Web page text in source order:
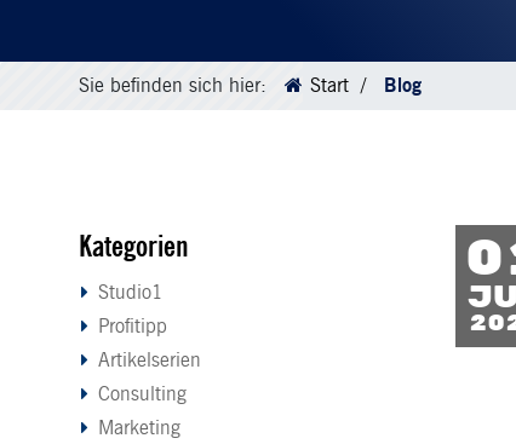
Sie befinden sich hier: Start Blog
Kategorien
Studio1
Profitipp
Artikelserien
Consulting
Marketing